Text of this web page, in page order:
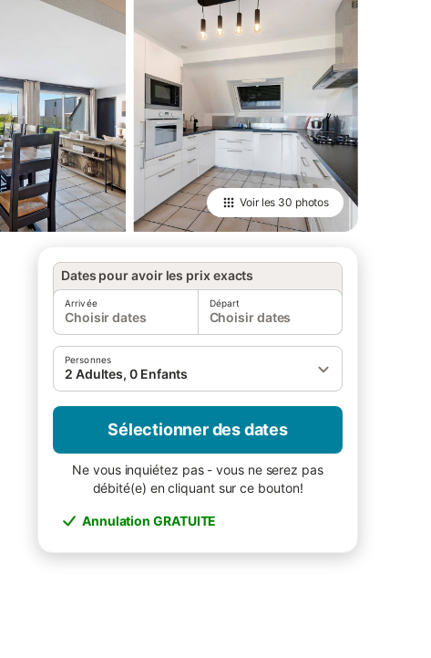
Voir les 30 photos
Dates pour avoir les prix exacts
Arrivée
Choisir dates
Départ
Choisir dates
Personnes
2 Adultes, 0 Enfants
Sélectionner des dates
Ne vous inquiétez pas - vous ne serez pas
débité(e) en cliquant sur ce bouton!
Annulation GRATUITE